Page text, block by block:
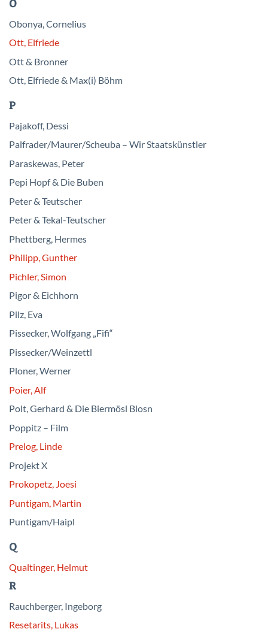
Obonya, Cornelius
Ott, Elfriede
Ott & Bronner
Ott, Elfriede & Max(i) Böhm
P
Pajakoff, Dessi
Palfrader/Maurer/Scheuba – Wir Staatskünstler
Paraskewas, Peter
Pepi Hopf & Die Buben
Peter & Teutscher
Peter & Tekal-Teutscher
Phettberg, Hermes
Philipp, Gunther
Pichler, Simon
Pigor & Eichhorn
Pilz, Eva
Pissecker, Wolfgang „Fifi“
Pissecker/Weinzettl
Ploner, Werner
Poier, Alf
Polt, Gerhard & Die Biermösl Blosn
Poppitz – Film
Prelog, Linde
Projekt X
Prokopetz, Joesi
Puntigam, Martin
Puntigam/Haipl
Q
Qualtinger, Helmut
R
Rauchberger, Ingeborg
Resetarits, Lukas